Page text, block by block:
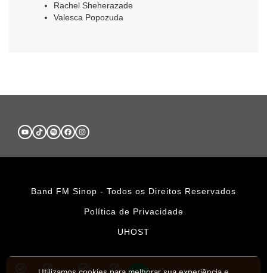
Rachel Sheherazade
Valesca Popozuda
Band FM Sinop - Todos os Direitos Reservados
Política de Privacidade
UHOST